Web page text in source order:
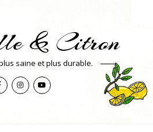
& Citron
saine et plus durable.